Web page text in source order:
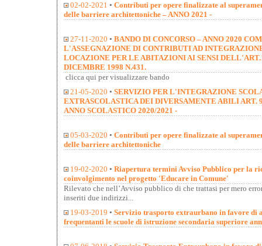
02-02-2021 • Contributi per opere finalizzate al
delle barriere architettoniche – ANNO 2021 -
27-11-2020 • BANDO DI CONCORSO – ANNO 2020
L'ASSEGNAZIONE DI CONTRIBUTI AD
LOCAZIONE PER LE ABITAZIONI AI SENSI
DICEMBRE 1998 N.431.
clicca qui per visualizzare bando
21-05-2020 • SERVIZIO PER L'INTEGRAZIONE
EXTRASCOLASTICA DEI DIVERSAMENTE ABILI ART.
ANNO SCOLASTICO 2020/2021 -
05-03-2020 • Contributi per opere finalizzate al
delle barriere architettoniche
19-02-2020 • Riapertura termini Avviso Pubblico per la
coinvolgimento nel progetto 'Educare in Comune'
Rilevato che nell’Avviso pubblico di che trattasi per mero
inseriti due indirizzi...
19-03-2019 • Servizio trasporto extraurbano in favore di
frequentanti le scuole di istruzione secondaria superiore